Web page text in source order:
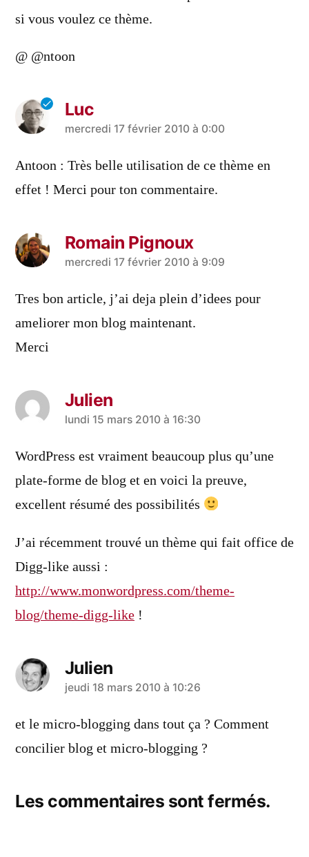
si vous voulez ce thème.
@ @ntoon
Luc
a
dit :
mercredi 17 février 2010 à 0:00
Antoon : Très belle utilisation de ce thème en
effet ! Merci pour ton commentaire.
Romain Pignoux
a
dit :
mercredi 17 février 2010 à 9:09
Tres bon article, j’ai deja plein d’idees pour
ameliorer mon blog maintenant.
Merci
Julien
a
dit :
lundi 15 mars 2010 à 16:30
WordPress est vraiment beaucoup plus qu’une
plate-forme de blog et en voici la preuve,
excellent résumé des possibilités
J’ai récemment trouvé un thème qui fait office de
Digg-like aussi :
http://www.monwordpress.com/theme-
blog/theme-digg-like !
Julien
a
dit :
jeudi 18 mars 2010 à 10:26
et le micro-blogging dans tout ça ? Comment
concilier blog et micro-blogging ?
Les commentaires sont fermés.